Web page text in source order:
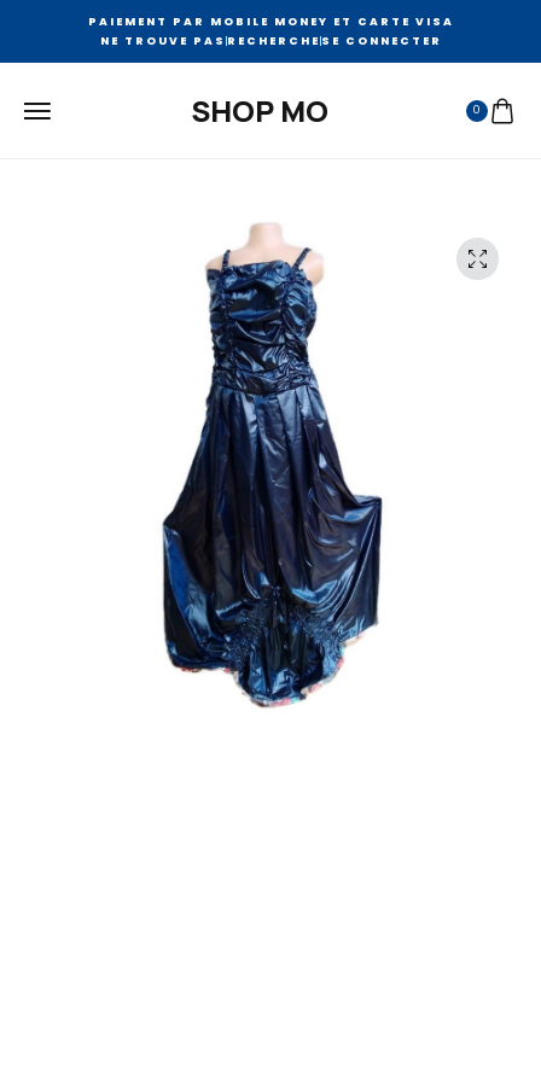
PAIEMENT PAR MOBILE MONEY ET CARTE VISA
NE TROUVE PAS RECHERCHESE CONNECTER
SHOP MO 0